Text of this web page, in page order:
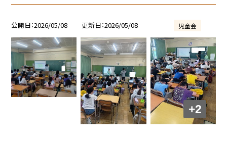
公開日 2026/05/08 更新日 2026/05/08 児童会
+2